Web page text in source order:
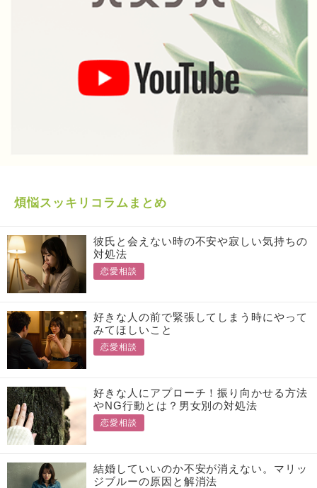
煩悩スッキリコラムまとめ
彼氏と会えない時の不安や寂しい気持ちの
対処法
恋愛相談
好きな人の前で緊張してしまう時にやって
みてほしいこと
恋愛相談
好きな人にアプローチ！振り向かせる方法
やNG行動とは？男女別の対処法
恋愛相談
結婚していいのか不安が消えない。マリッ
ジブルーの原因と解消法